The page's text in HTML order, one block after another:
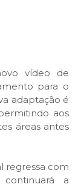
vídeo de
para o
adaptação é
aos
áreas antes
regressa com
a